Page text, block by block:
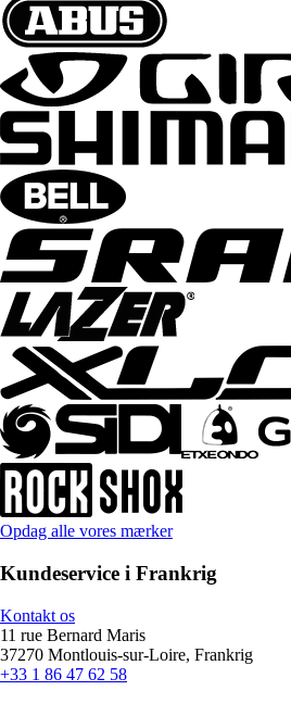
Opdag alle vores mærker
Kundeservice i Frankrig
Kontakt os
11 rue Bernard Maris
37270 Montlouis-sur-Loire, Frankrig
+33 1 86 47 62 58